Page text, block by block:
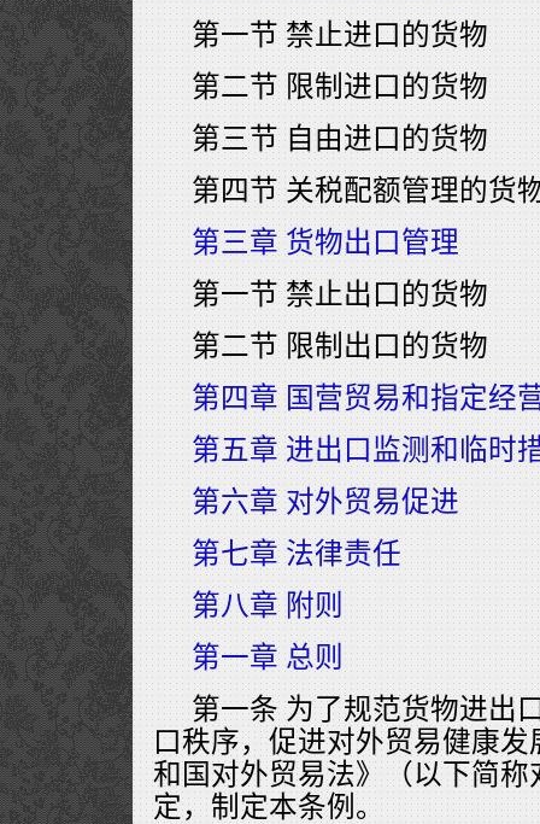
第一节 禁止进口的货物
第二节 限制进口的货物
第三节 自由进口的货物
第四节 关税配额管理的货
第三章 货物出口管理
第一节 禁止出口的货物
第二节 限制出口的货物
第四章 国营贸易和指定经
第五章 进出口监测和临时
第六章 对外贸易促进
第七章 法律责任
第八章 附则
第一章 总则
第一条 为了规范货物进出
口秩序，促进对外贸易健康
和国对外贸易法》（以下简
定，制定本条例。